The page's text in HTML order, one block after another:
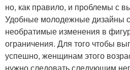
но, как правило, и проблемы с
Удобные молодежные дизайны
необратимые изменения в
ограничения. Для того чтобы
успешно, женщинам этого
нужно следовать следующим